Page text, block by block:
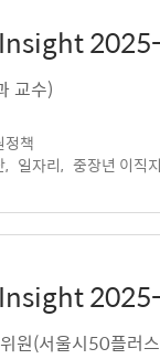
교수)
정책
, 일자리, 중장년 이직
원(서울시50플러